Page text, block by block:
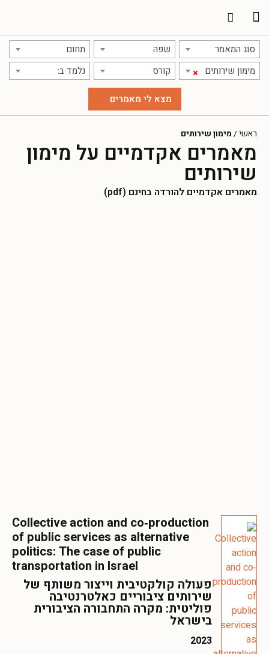
סוג המאמר שפה תחום
× מימון שירותים קורס נלמד ב:
ראשי / מימון שירותים
מאמרים אקדמיים על מימון
שירותים
מאמרים אקדמיים להורדה בחינם (pdf)
Collective action and co‐production
of public services as alternative
politics: The case of public
transportation in Israel
פעולה קולקטיבית וייצור משותף של
שירותים ציבוריים כאלטרנטיבה
פוליטית: מקרה התחבורה הציבורית
בישראל
2023